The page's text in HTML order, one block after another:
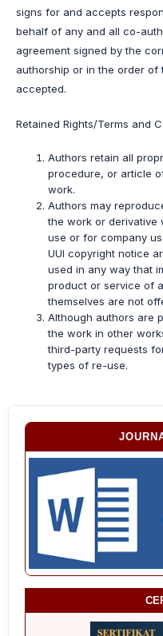
signs for and accepts
behalf of any and all co-
agreement signed by the
authorship or in the order of
accepted.
Retained Rights/Terms and
Authors retain all
procedure, or article
work.
Authors may
the work or derivative
use or for company
UUI copyright notice
used in any way that
product or service of
themselves are not
Although authors are
the work in other
third-party requests
types of re-use.